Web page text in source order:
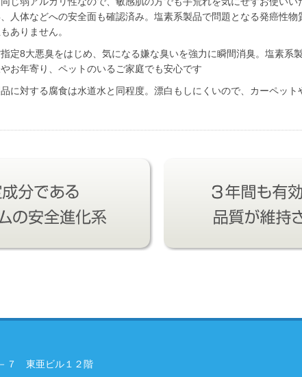
人体などへの安全面も確認済み。塩素系製品で問題となる発癌性
ありません。
定8大悪臭をはじめ、気になる嫌な臭いを強力に瞬間消臭。塩素系
お年寄り、ペットのいるご家庭でも安心です
に対する腐食は水道水と同程度。漂白もしにくいので、カーペッ
７ 東亜ビル１２階